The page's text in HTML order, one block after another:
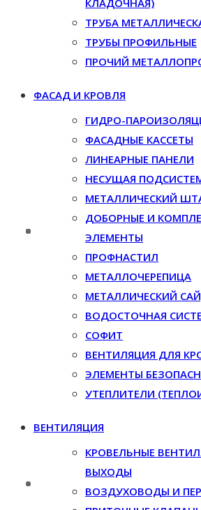
КЛАДОЧНАЯ)
ТРУБА
ТРУБЫ ПРОФИЛЬНЫЕ
ПРОЧИЙ
ФАСАД И КРОВЛЯ
ГИДРО-
ФАСАДНЫЕ КАССЕТЫ
ЛИНЕАРНЫЕ ПАНЕЛИ
НЕСУЩАЯ
МЕТАЛЛИЧЕСКИЙ
ДОБОРНЫЕ И
ЭЛЕМЕНТЫ
ПРОФНАСТИЛ
МЕТАЛЛОЧЕРЕПИЦА
МЕТАЛЛИЧЕСКИЙ
ВОДОСТОЧНАЯ
СОФИТ
ВЕНТИЛЯЦИЯ ДЛЯ
ЭЛЕМЕНТЫ
УТЕПЛИТЕЛИ
ВЕНТИЛЯЦИЯ
КРОВЕЛЬНЫЕ
ВЫХОДЫ
ВОЗДУХОВОДЫ И